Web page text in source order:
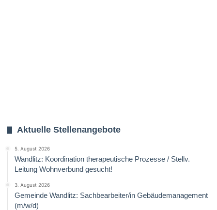
Aktuelle Stellenangebote
5. August 2026
Wandlitz: Koordination therapeutische Prozesse / Stellv.
Leitung Wohnverbund gesucht!
3. August 2026
Gemeinde Wandlitz: Sachbearbeiter/in Gebäudemanagement
(m/w/d)